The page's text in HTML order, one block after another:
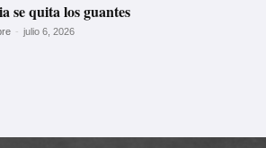
se quita los guantes
- julio 6, 2026